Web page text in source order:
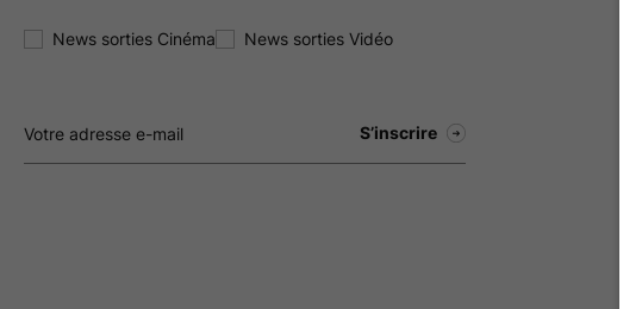
News sorties Cinéma News sorties Vidéo